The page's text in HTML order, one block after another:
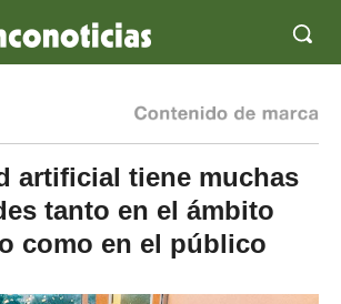
artificial tiene muchas
tanto en el ámbito
como en el público